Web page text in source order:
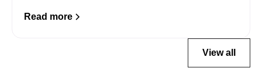
Read more
View all